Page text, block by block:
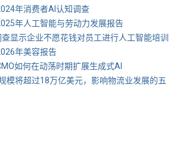
年消费者AI认知调查
年人工智能与劳动力发展报告
显示企业不愿花钱对员工进行人工智能培训
年美容报告
如何在动荡时期扩展生成式AI
模将超过18万亿美元，影响物流业发展的五